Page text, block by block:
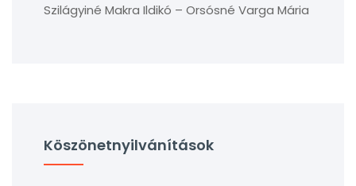
Szilágyiné Makra Ildikó – Orsósné Varga Mária
Köszönetnyilvánítások